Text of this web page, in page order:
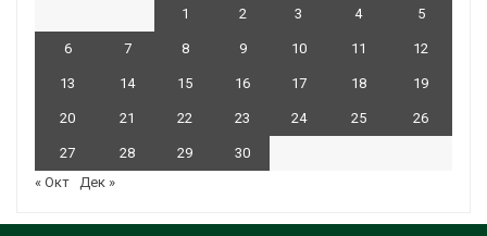
1 2 3 4 5
6 7 8 9 10 11 12
13 14 15 16 17 18 19
20 21 22 23 24 25 26
27 28 29
30
« Окт
Дек »